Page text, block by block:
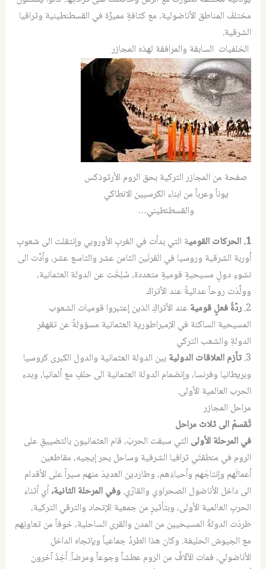
مختلفَ المناطق الأناضولية، مع كثافةٍ مميزّة في القسطنطينية وثراقيا
الشرقية.
الخلفيات السابقة والمرافقة لهذه المجازر
صفحة من المجازر التركية بحق الروم الأرثوذكس
يوناً وعرباً من ابناء الكرسيين الانطاكي
والقسطنطيني…
1. الحركات القومي
ة التي بدأت في الغربِ الأوروبي وإنتقلت الى شعوبِ
أوربة الشرقية وروسيا في القرنَين الثامن عشر والتاسع عشر، وأدَّت الى
نشوءِ دولٍ مسيحيةٍ قوميةٍ متعددة، سُلِخَت عن الدولة العثمانية،
وولَّدَت روحاً عدائيةً عند الأتراك
2. ردّةُ فعلٍ قوميةعند الأتراكِ الذين إعتبروا قوميات الشعوب
المسيحية الساكنة في الإمبراطورية العثمانية مسؤولةً عن تقهقرِ
الدولةِ والشعب التركي
3. تأزم العلاقات الدوليةبين الدولة العثمانية والدول الكبرى كروسيا
وبريطانيا وفرنسا، وإنضمام الدولة العثمانية الى حلفٍ مع ألمانيا، وبدء
الحرب العالمية الأولى.
مراحل المجازر
تُقسمُ الى ثلاث مراحل
في المرحلة الأولى التي سبقت الحربَ، قام العثمانيون بالتضييقِ على
الروم في منطقتَي ثراقيا الشرقية وساحل بحر إيجيه، مقاطعين
أعمالَهم وإنتاجَهم وأحياءَهم، وطاردين العديدَ منهم سيراً على الأقدام
الى داخل الأناضول الصحراوي والقارّي.وفي المرحلة الثانية،أي أثناء
الحربِ العالمية الأولى، وبتأثيرٍ من جمعية الإتحاد والترقي التركية،
طردَت الدولةُ المسيحيين من المدن والقرى الساحلية، خوفاً من تعاونِهم
مع الجيوش الحليفة. وكان هذا الطردُ جماعياً وبإتجاه الداخل
الأناضولي، فمات الآلافُ من الروم عطشاً وجوعاً ومرضاً. أخِذَ آخرون